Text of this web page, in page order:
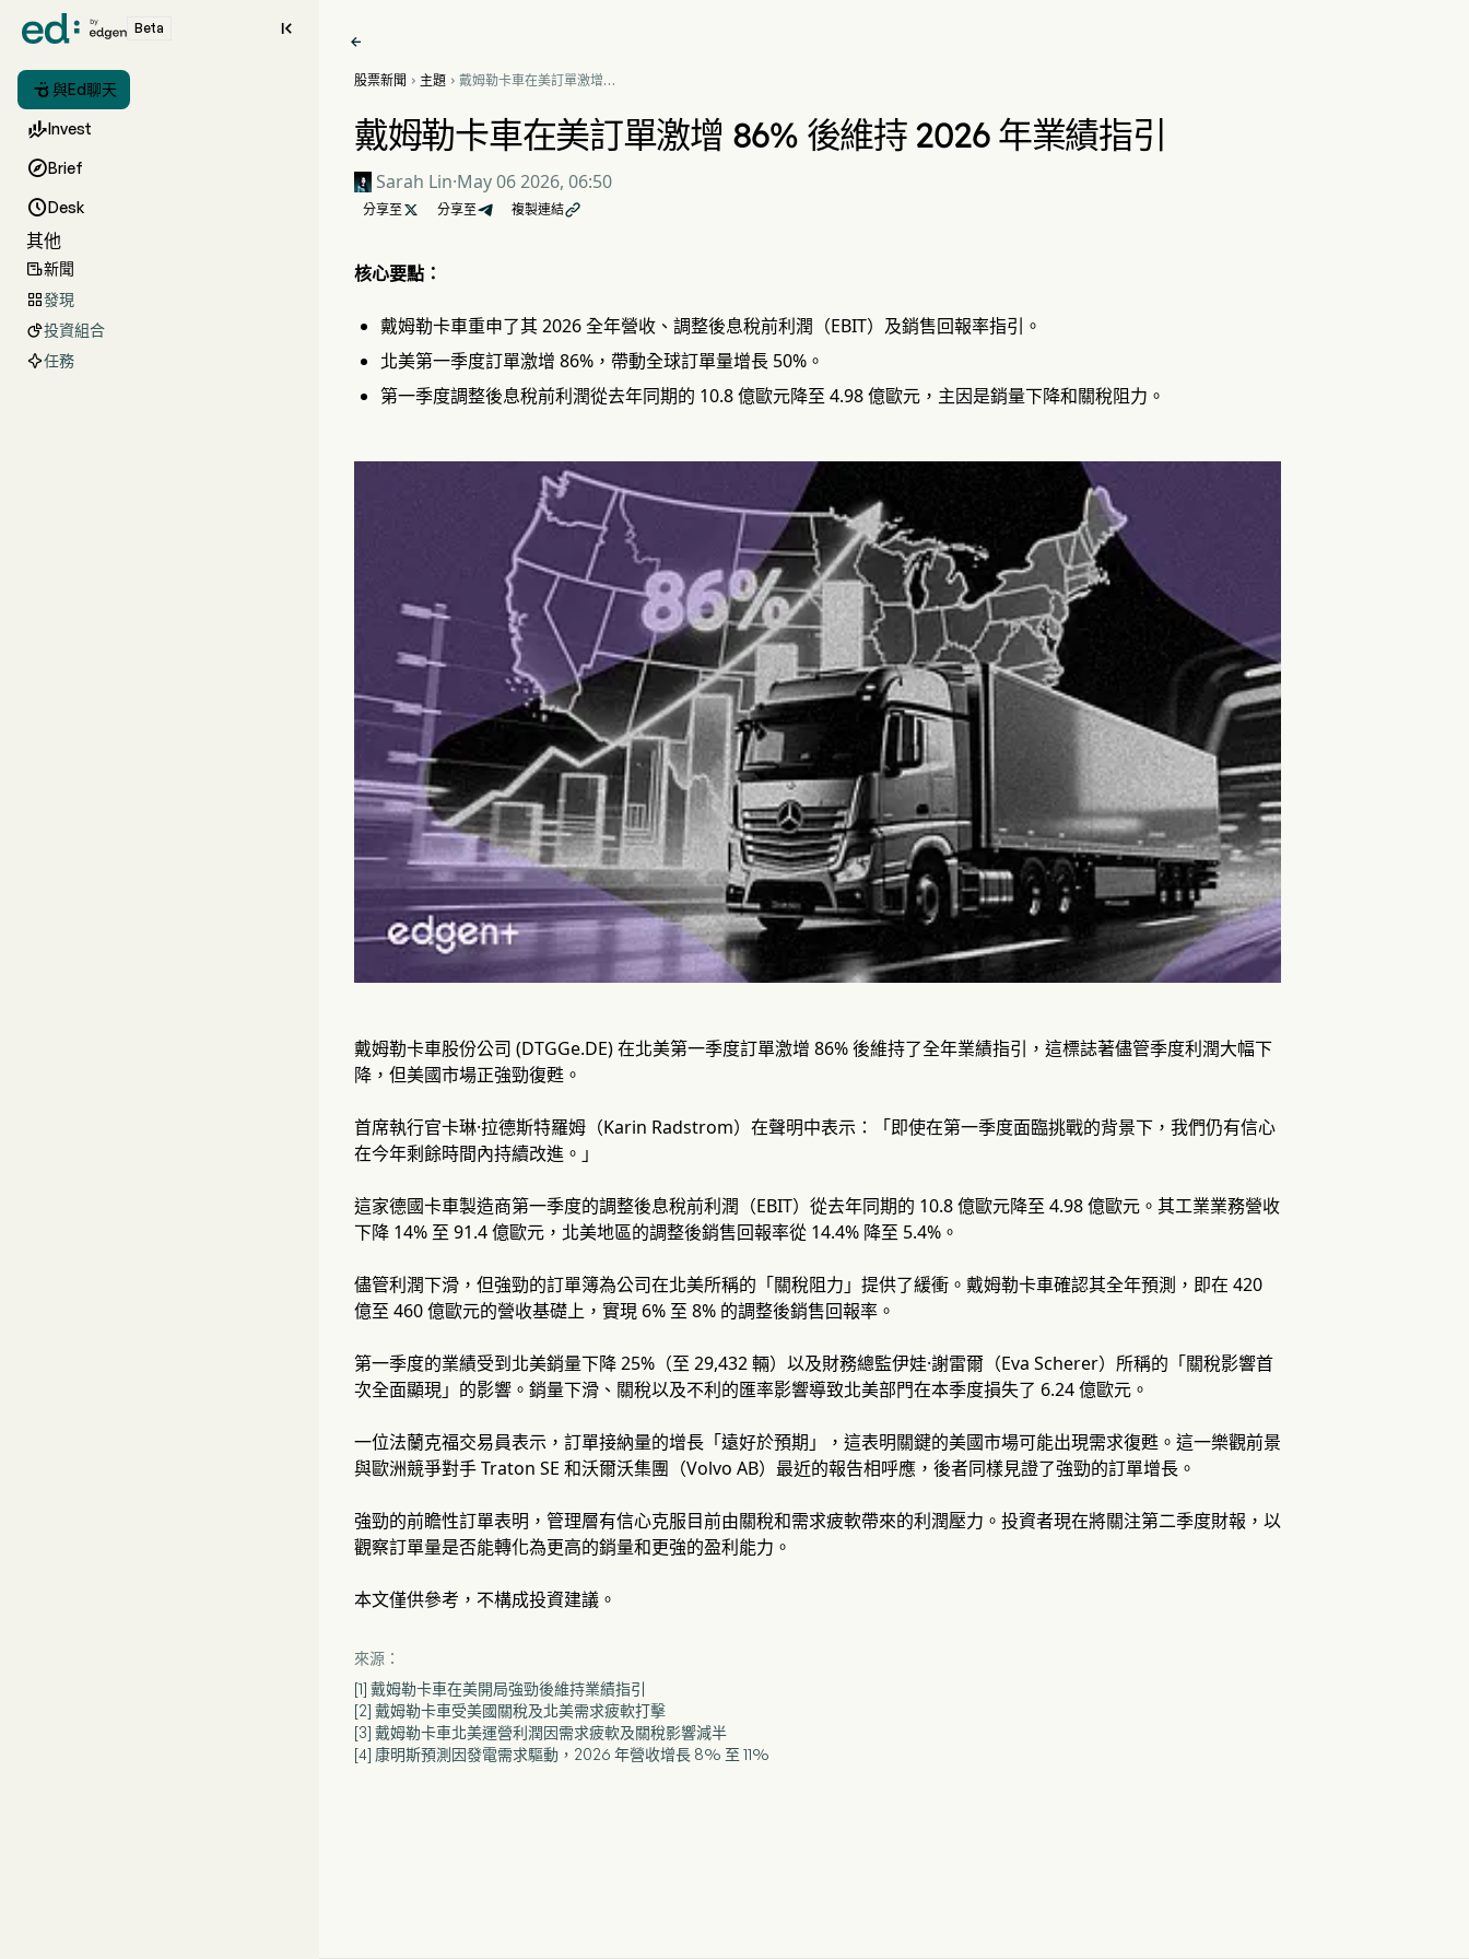
Beta 
 與Ed聊天
Invest
Brief
Desk
其他
新聞
發現
投資組合
任務

股票新聞  主題  戴姆勒卡車在美訂單激增
引
戴姆勒卡車在美訂單激增 86% 後維持 2026 年業績指引
Sarah Lin·May 06 2026, 06:50
分享至  分享至 複製連結
核心要點：
戴姆勒卡車重申了其 2026 全年營收、調整後息稅前利潤（EBIT）及銷售回報率指引。
北美第一季度訂單激增 86%，帶動全球訂單量增長 50%。
第一季度調整後息稅前利潤從去年同期的 10.8 億歐元降至 4.98 億歐元，主因是銷量下降和關稅阻力。
戴姆勒卡車股份公司 (DTGGe.DE) 在北美第一季度訂單激增 86% 後維持了全年業績指引，這標誌著儘管季度利潤大幅下
降，但美國市場正強勁復甦。
首席執行官卡琳·拉德斯特羅姆（Karin Radstrom）在聲明中表示：「即使在第一季度面臨挑戰的背景下，我們仍有信心
在今年剩餘時間內持續改進。」
這家德國卡車製造商第一季度的調整後息稅前利潤（EBIT）從去年同期的 10.8 億歐元降至 4.98 億歐元。其工業業務營收
下降 14% 至 91.4 億歐元，北美地區的調整後銷售回報率從 14.4% 降至 5.4%。
儘管利潤下滑，但強勁的訂單簿為公司在北美所稱的「關稅阻力」提供了緩衝。戴姆勒卡車確認其全年預測，即在 420
億至 460 億歐元的營收基礎上，實現 6% 至 8% 的調整後銷售回報率。
第一季度的業績受到北美銷量下降 25%（至 29,432 輛）以及財務總監伊娃·謝雷爾（Eva Scherer）所稱的「關稅影響首
次全面顯現」的影響。銷量下滑、關稅以及不利的匯率影響導致北美部門在本季度損失了 6.24 億歐元。
一位法蘭克福交易員表示，訂單接納量的增長「遠好於預期」，這表明關鍵的美國市場可能出現需求復甦。這一樂觀前景
與歐洲競爭對手 Traton SE 和沃爾沃集團（Volvo AB）最近的報告相呼應，後者同樣見證了強勁的訂單增長。
強勁的前瞻性訂單表明，管理層有信心克服目前由關稅和需求疲軟帶來的利潤壓力。投資者現在將關注第二季度財報，以
觀察訂單量是否能轉化為更高的銷量和更強的盈利能力。
本文僅供參考，不構成投資建議。
來源：
[1] 戴姆勒卡車在美開局強勁後維持業績指引
[2] 戴姆勒卡車受美國關稅及北美需求疲軟打擊
[3] 戴姆勒卡車北美運營利潤因需求疲軟及關稅影響減半
[4] 康明斯預測因發電需求驅動，2026 年營收增長 8% 至 11%